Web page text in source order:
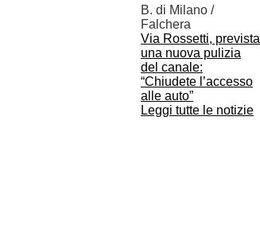
B. di Milano /
Falchera
Via Rossetti, prevista
una nuova pulizia
del canale:
“Chiudete l’accesso
alle auto”
Leggi tutte le notizie